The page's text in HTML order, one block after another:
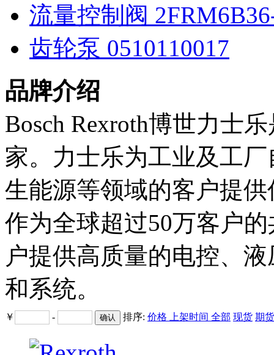
流量控制阀
齿轮泵 0510110017
品牌介绍
Bosch Rexroth博世力士
家。力士乐为工业及工
生能源等领域的客户提
作为全球超过50万客户
户提供高质量的电控、
和系统。
￥ - 排序: 价格 上架时间 全部 现货 期货